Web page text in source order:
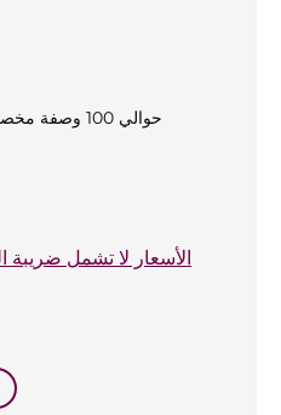
حوالي 100
الأسعار لا تشمل ضريبة